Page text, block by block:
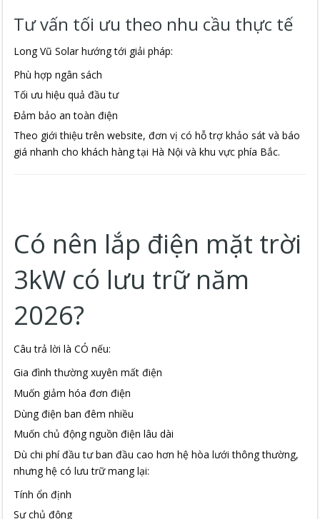
Tư vấn tối ưu theo nhu cầu thực tế
Long Vũ Solar hướng tới giải pháp:
Phù hợp ngân sách
Tối ưu hiệu quả đầu tư
Đảm bảo an toàn điện
Theo giới thiệu trên website, đơn vị có hỗ trợ khảo sát và báo
giá nhanh cho khách hàng tại Hà Nội và khu vực phía Bắc.
Có nên lắp điện mặt trời
3kW có lưu trữ năm
2026?
Câu trả lời là CÓ nếu:
Gia đình thường xuyên mất điện
Muốn giảm hóa đơn điện
Dùng điện ban đêm nhiều
Muốn chủ động nguồn điện lâu dài
Dù chi phí đầu tư ban đầu cao hơn hệ hòa lưới thông thường,
nhưng hệ có lưu trữ mang lại:
Tính ổn định
Sự chủ động